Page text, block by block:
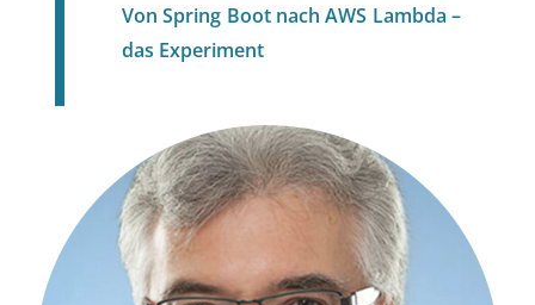
Von Spring Boot nach AWS Lambda –
das Experiment